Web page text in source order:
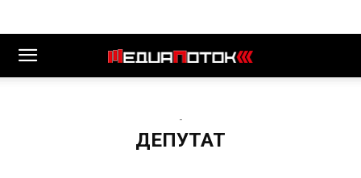
-
ДЕПУТАТ